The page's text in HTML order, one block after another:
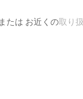
または お近くの取り